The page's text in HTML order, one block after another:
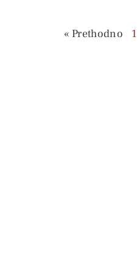
« Prethodno 1